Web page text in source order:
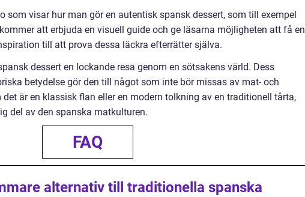
som visar hur man gör en autentisk spansk dessert, som till exempel
att erbjuda en visuell guide och ge läsarna möjligheten att få en
till att prova dessa läckra efterrätter själva.
dessert en lockande resa genom en sötsakens värld. Dess
betydelse gör den till något som inte bör missas av mat- och
är en klassisk flan eller en modern tolkning av en traditionell tårta,
del av den spanska matkulturen.
FAQ
alternativ till traditionella spanska